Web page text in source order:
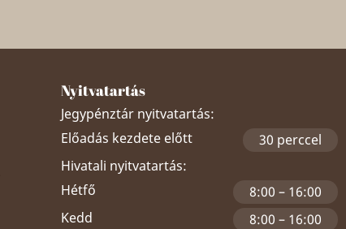
Nyitvatartás
Jegypénztár nyitvatartás:
Előadás kezdete előtt
30 perccel
Hivatali nyitvatartás:
Hétfő
8:00 – 16:00
Kedd
8:00 – 16:00